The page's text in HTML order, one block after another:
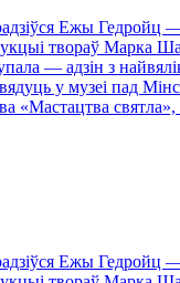
Ежы Гедройц
твораў Марка
— адзін з
у музеі пад
«Мастацтва
Ежы Гедройц